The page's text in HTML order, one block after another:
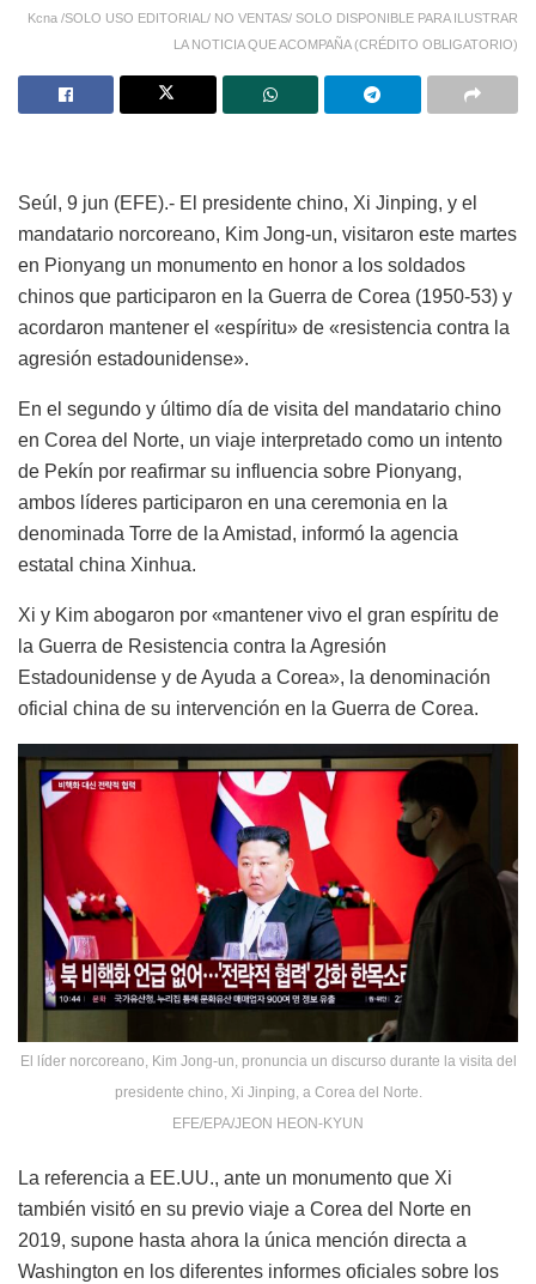
Kcna /SOLO USO EDITORIAL/ NO VENTAS/ SOLO DISPONIBLE PARA ILUSTRAR
LA NOTICIA QUE ACOMPAÑA (CRÉDITO OBLIGATORIO)
Seúl, 9 jun (EFE).- El presidente chino, Xi Jinping, y el
mandatario norcoreano, Kim Jong-un, visitaron este martes
en Pionyang un monumento en honor a los soldados
chinos que participaron en la Guerra de Corea (1950-53) y
acordaron mantener el «espíritu» de «resistencia contra la
agresión estadounidense».
En el segundo y último día de visita del mandatario chino
en Corea del Norte, un viaje interpretado como un intento
de Pekín por reafirmar su influencia sobre Pionyang,
ambos líderes participaron en una ceremonia en la
denominada Torre de la Amistad, informó la agencia
estatal china Xinhua.
Xi y Kim abogaron por «mantener vivo el gran espíritu de
la Guerra de Resistencia contra la Agresión
Estadounidense y de Ayuda a Corea», la denominación
oficial china de su intervención en la Guerra de Corea.
El líder norcoreano, Kim Jong-un, pronuncia un discurso durante la visita del
presidente chino, Xi Jinping, a Corea del Norte.
EFE/EPA/JEON HEON-KYUN
La referencia a EE.UU., ante un monumento que Xi
también visitó en su previo viaje a Corea del Norte en
2019, supone hasta ahora la única mención directa a
Washington en los diferentes informes oficiales sobre los